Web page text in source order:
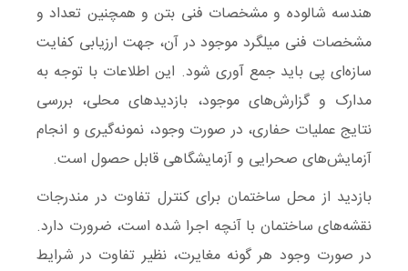
هندسه شالوده و مشخصات فنی بتنو همچنین تعداد و
مشخصات فنی میلگردموجود در آن، جهت ارزیابی کفایت
سازه‌ای پی باید جمع آوری شود. این اطلاعات با توجه به
مدارک و گزارش‌های موجود، بازدیدهای محلی، بررسی
نتایج عملیات حفاری، در صورت وجود، نمونه‌گیری و انجام
آزمایش‌های صحرایی و آزمایشگاهی قابل حصول است.
بازدید از محل ساختمان برای کنترل تفاوت در مندرجات
نقشه‌های ساختمان با آنچه اجرا شده است، ضرورت دارد.
در صورت وجود هر گونه مغایرت، نظیر تفاوت در شرایط